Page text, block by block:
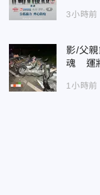
3小時前
影/父
魂 運
1小時前